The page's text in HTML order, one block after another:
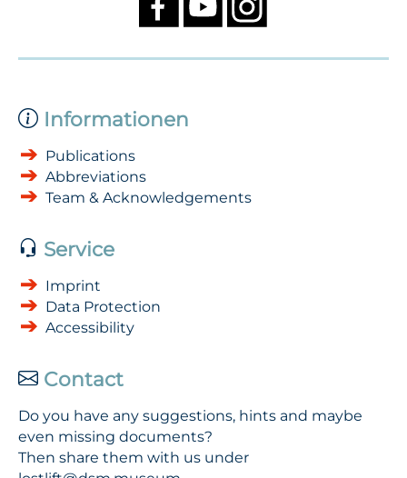
Informationen
Publications
Abbreviations
Team & Acknowledgements
Service
Imprint
Data Protection
Accessibility
Contact
Do you have any suggestions, hints and maybe
even missing documents?
Then share them with us under